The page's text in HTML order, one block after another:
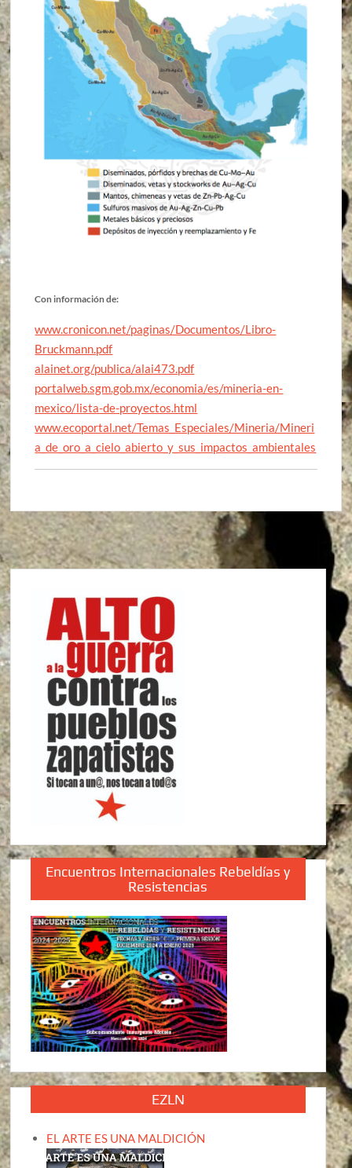
Con información de:
www.cronicon.net/paginas/Documentos/Libro-
Bruckmann.pdf
alainet.org/publica/alai473.pdf
portalweb.sgm.gob.mx/economia/es/mineria-en-
mexico/lista-de-proyectos.html
www.ecoportal.net/Temas_Especiales/Mineria/Mineri
a_de_oro_a_cielo_abierto_y_sus_impactos_ambientales
Encuentros Internacionales Rebeldías y
Resistencias
EZLN
EL ARTE ES UNA MALDICIÓN